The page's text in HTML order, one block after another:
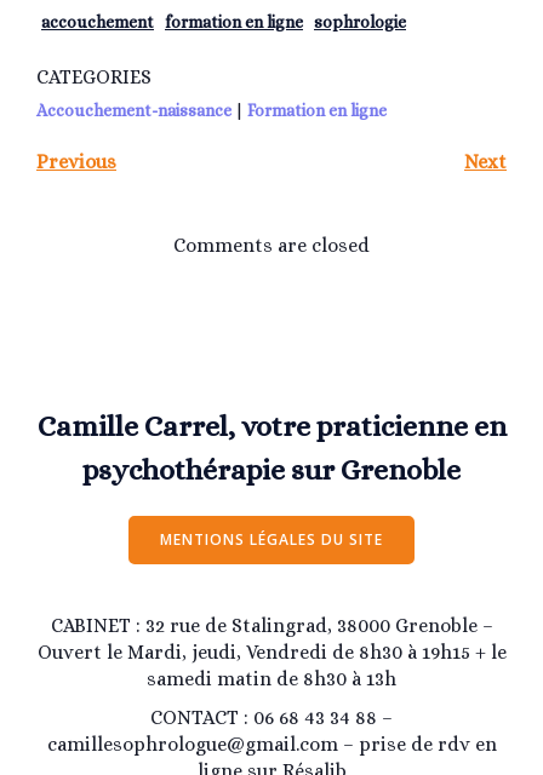
accouchement formation en ligne sophrologie
CATEGORIES
Accouchement-naissance Formation en ligne
Previous Next
Comments are closed
Camille Carrel, votre praticienne en
psychothérapie sur Grenoble
MENTIONS LÉGALES DU SITE
CABINET : 32 rue de Stalingrad, 38000 Grenoble –
Ouvert le Mardi, jeudi, Vendredi de 8h30 à 19h15 + le
samedi matin de 8h30 à 13h
CONTACT : 06 68 43 34 88 –
camillesophrologue@gmail.com – prise de rdv en